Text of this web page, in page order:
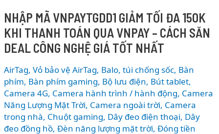
Bổ
sung
loạt
tính
năng
AI,
nâng
cấp
Apple
Music
NHẬP MÃ VNPAYTGDD1 GIẢM TỐI ĐA 150K
KHI THANH TOÁN QUA VNPAY – CÁCH SĂN
DEAL CÔNG NGHỆ GIÁ TỐT NHẤT
AirTag, Vỏ bảo vệ AirTag, Balo, túi chống sốc, Bàn
phím, Bàn phím gaming, Bộ lưu điện, Bút tablet,
Camera 4G, Camera hành trình / hành động, Camera
Năng Lượng Mặt Trời, Camera ngoài trời, Camera
trong nhà, Chuột gaming, Dây đeo điện thoại, Dây
đeo đồng hồ, Đèn năng lượng mặt trời, Đóng tiền